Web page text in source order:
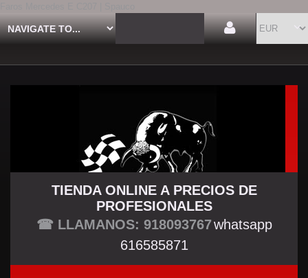
TU TIENDA TUNING
TIENDA ONLINE A PRECIOS DE
PROFESIONALES
☎ LLAMANOS: 918093767whatsapp
616585871